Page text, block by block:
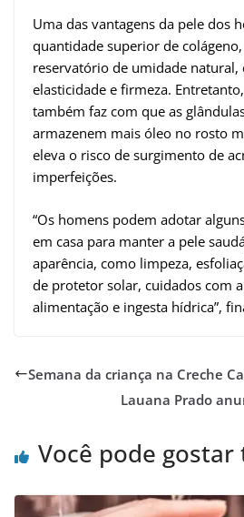
Uma das vantagens da pele dos
quantidade superior de
reservatório de umidade
elasticidade e firmeza.
também faz com que as
armazenem mais óleo no rosto
eleva o risco de surgimento de
imperfeições.
“Os homens podem adotar
em casa para manter a pele
aparência, como limpeza,
de protetor solar, cuidados com
alimentação e ingesta hídrica”,
Semana da criança na Creche
Lauana Prado
Você pode gostar